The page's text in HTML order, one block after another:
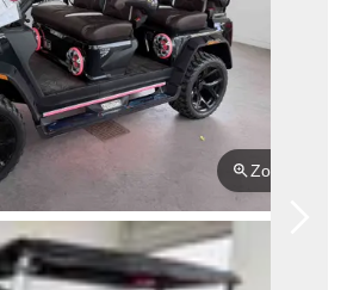
SERVICES
CONTACT
ENGLISH
Zoom